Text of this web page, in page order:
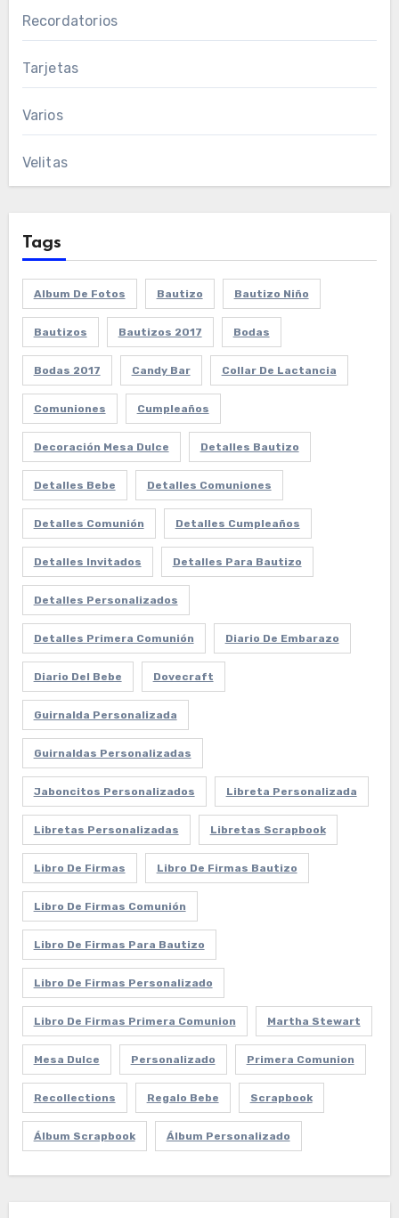
Recordatorios
Tarjetas
Varios
Velitas
Tags
Album De Fotos Bautizo Bautizo Niño
Bautizos Bautizos 2017 Bodas
Bodas 2017 Candy Bar Collar De Lactancia
Comuniones Cumpleaños
Decoración Mesa Dulce Detalles Bautizo
Detalles Bebe Detalles Comuniones
Detalles Comunión Detalles Cumpleaños
Detalles Invitados Detalles Para Bautizo
Detalles Personalizados
Detalles Primera Comunión Diario De Embarazo
Diario Del Bebe Dovecraft
Guirnalda Personalizada
Guirnaldas Personalizadas
Jaboncitos Personalizados Libreta Personalizada
Libretas Personalizadas Libretas Scrapbook
Libro De Firmas Libro De Firmas Bautizo
Libro De Firmas Comunión
Libro De Firmas Para Bautizo
Libro De Firmas Personalizado
Libro De Firmas Primera Comunion Martha Stewart
Mesa Dulce Personalizado Primera Comunion
Recollections Regalo Bebe Scrapbook
Álbum Scrapbook Álbum Personalizado